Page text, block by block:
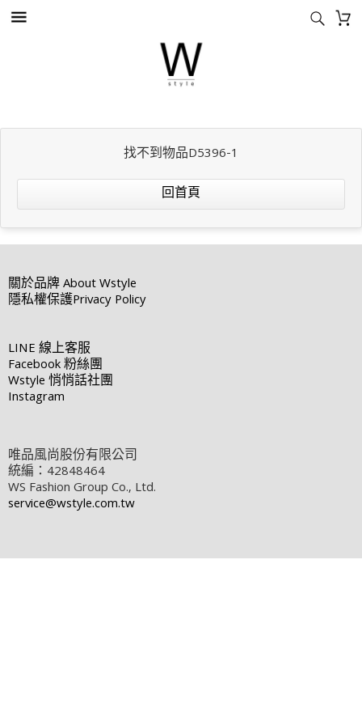
找不到物品D5396-1
回首頁
關於品牌About Wstyle
隱私權保護Privacy Policy
LINE線上客服
Facebook粉絲團
Wstyle悄悄話社團
Instagram
唯品風尚股份有限公司
統編：42848464
WS Fashion Group Co., Ltd.
service@wstyle.com.tw